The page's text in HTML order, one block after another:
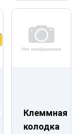
Клеммная
колодка